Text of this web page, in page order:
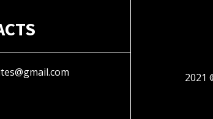
2021